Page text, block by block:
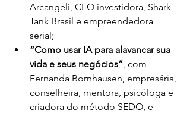
Arcangeli, CEO investidora, Shark
Tank Brasil e empreendedora
serial;
“Como usar IA para alavancar sua
vida e seus negócios” , com
Fernanda Bornhausen, empresária,
conselheira, mentora, psicóloga e
criadora do método SEDO, e